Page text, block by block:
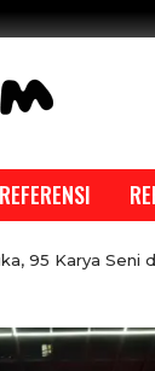
REFERENSI
95 Karya Seni